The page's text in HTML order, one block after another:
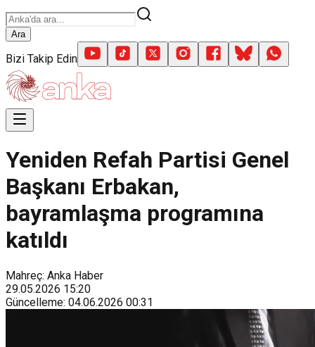
Ara
Bizi Takip Edin
Yeniden Refah Partisi Genel
Başkanı Erbakan,
bayramlaşma programına
katıldı
Mahreç: Anka Haber
29.05.2026 15:20
Güncelleme: 04.06.2026 00:31